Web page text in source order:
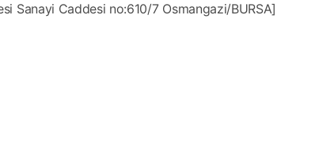
Sanayi Caddesi no:610/7 Osmangazi/BURSA]